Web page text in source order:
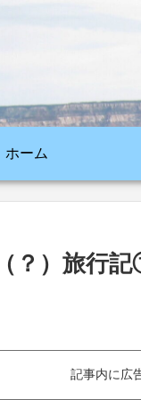
ホーム
？）旅行
記事内に広